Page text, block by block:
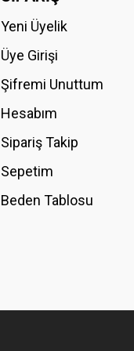
Yeni Üyelik
Üye Girişi
Şifremi Unuttum
Hesabım
Sipariş Takip
Sepetim
Beden Tablosu